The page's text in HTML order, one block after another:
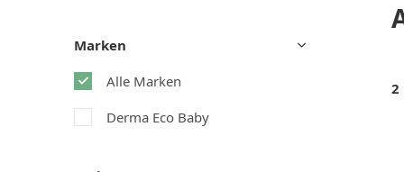
2
Marken
Alle Marken
Derma Eco Baby